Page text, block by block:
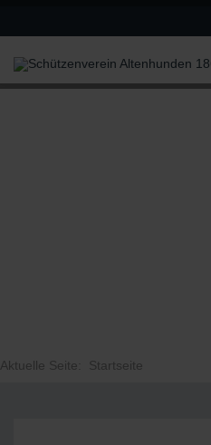
Aktuelle Seite: Startseite